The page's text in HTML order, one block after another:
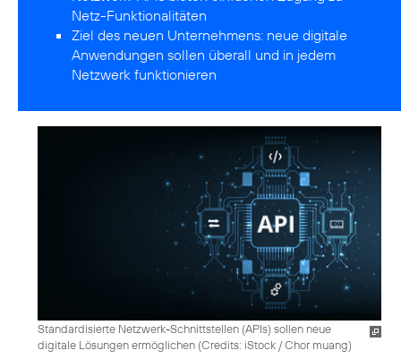
Netz-Funktionalitäten
Ziel des neuen Unternehmens: neue digitale
Anwendungen sollen überall und in jedem
Netzwerk funktionieren
Standardisierte Netzwerk-Schnittstellen (APIs) sollen neue
digitale Lösungen ermöglichen (Credits: iStock / Chor muang)